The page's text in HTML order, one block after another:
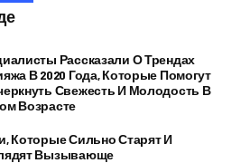
Рассказали О Трендах
В 2020 Года, Которые Помогут
Свежесть И Молодость В
Возрасте
Которые Сильно Старят И
Вызывающе